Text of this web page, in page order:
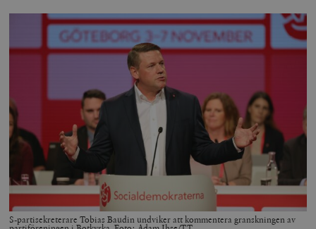
S-partisekreterare Tobias Baudin undviker att kommentera granskningen av